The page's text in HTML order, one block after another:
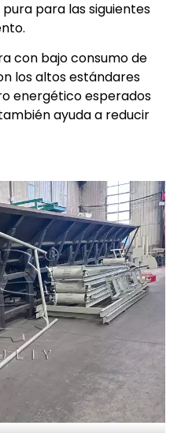
para las siguientes
con bajo consumo de
los altos estándares
energético esperados
ayuda a reducir